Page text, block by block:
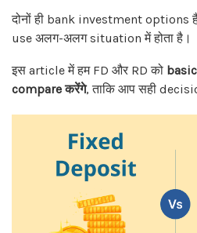
दोनों ही bank investment options
use अलग-अलग situation में होता है।
इस article में हम FD और RD को
compare करेंगे, ताकि आप सही